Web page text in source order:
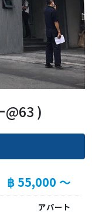
)
฿ 55,000 ～
アパート